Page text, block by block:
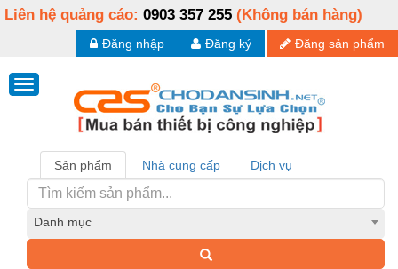
Liên hệ quảng cáo: 0903 357 255 (Không bán hàng)
Đăng sản phẩm
Đăng ký
Đăng nhập
Sản phẩm Nhà cung cấp Dịch vụ
Danh mục